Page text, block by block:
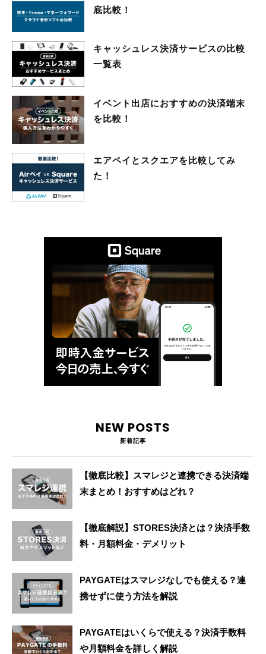
底比較！
キャッシュレス決済サービスの比較
一覧表
イベント出店におすすめの決済端末
を比較！
エアペイとスクエアを比較してみ
た！
NEW POSTS
新着記事
【徹底比較】スマレジと連携できる決済端
末まとめ！おすすめはどれ？
【徹底解説】STORES決済とは？決済手数
料・月額料金・デメリット
PAYGATEはスマレジなしでも使える？連
携せずに使う方法を解説
PAYGATEはいくらで使える？決済手数料
や月額料金を詳しく解説